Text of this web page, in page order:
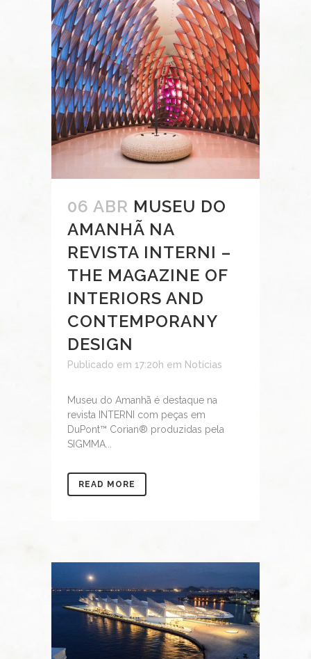
06 ABR MUSEU DO
AMANHÃ NA
REVISTA INTERNI –
THE MAGAZINE OF
INTERIORS AND
CONTEMPORANY
DESIGN
Publicado em 17:20h em Notícias
Museu do Amanhã é destaque na
revista INTERNI com peças em
DuPont™ Corian® produzidas pela
SIGMMA...
READ MORE